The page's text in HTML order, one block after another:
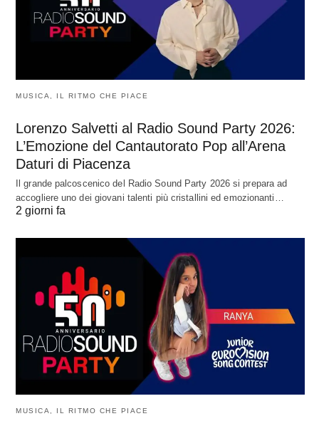
MUSICA, IL RITMO CHE PIACE
Lorenzo Salvetti al Radio Sound Party 2026:
L’Emozione del Cantautorato Pop all’Arena
Daturi di Piacenza
Il grande palcoscenico del Radio Sound Party 2026 si prepara ad
accogliere uno dei giovani talenti più cristallini ed emozionanti…
2 giorni fa
MUSICA, IL RITMO CHE PIACE